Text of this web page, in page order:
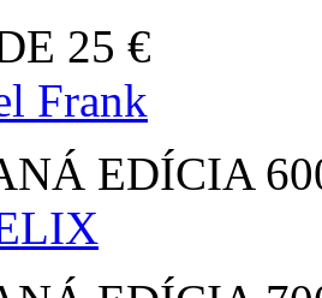
25 €
Frank
EDÍCIA